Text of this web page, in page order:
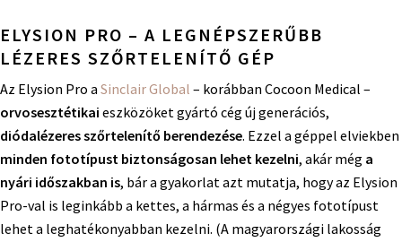
ELYSION PRO – A LEGNÉPSZERŰBB
LÉZERES SZŐRTELENÍTŐ GÉP
Az Elysion Pro a Sinclair Global – korábban Cocoon Medical –
orvosesztétikai eszközöket gyártó cég új generációs,
diódalézeres szőrtelenítő berendezése. Ezzel a géppel elviekben
minden fototípust biztonságosan lehet kezelni, akár még a
nyári időszakban is, bár a gyakorlat azt mutatja, hogy az Elysion
Pro-val is leginkább a kettes, a hármas és a négyes fototípust
lehet a leghatékonyabban kezelni. (A magyarországi lakosság